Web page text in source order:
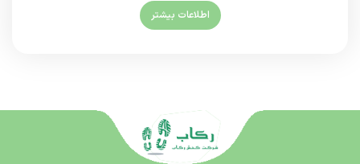
اطلاعات بیشتر